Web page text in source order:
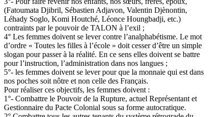
(Fatoumata Djibril, Sébastien Adjavon, Valentin Djènontin,
Léhady Soglo, Komi Houtché, Léonce Houngbadji, etc.)
contraints par le pouvoir de TALON à l’exil ;
4° Les femmes doivent se lever contre l’analphabétisme. Le mot
d’ordre « Toutes les filles à l’école » doit cesser d’être un simple
slogan pour passer à la réalité. En ce sens elles doivent se battre
pour l’instruction, l’administration dans nos langues ;
5°- les femmes doivent se lever pour que la monnaie qui est dans
nos poches soit nôtre et non celle des Français.
Pour réaliser ces objectifs, les femmes doivent :
1°- Combattre le Pouvoir de la Rupture, actuel Représentant et
Gestionnaire du Pacte Colonial sous sa forme autocratique.